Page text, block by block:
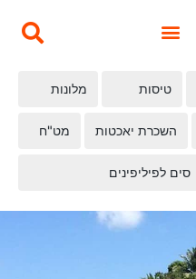
טיסות מלונות
השכרת יאכטות מט"ח
סים לפיליפינים